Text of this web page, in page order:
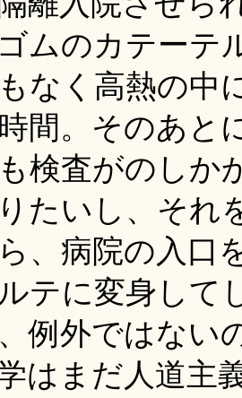
ムのカテーテ
なく高熱の中
間。そのあと
検査がのしか
たいし、それ
、病院の入口
テに変身して
例外ではない
学はまだ人道主